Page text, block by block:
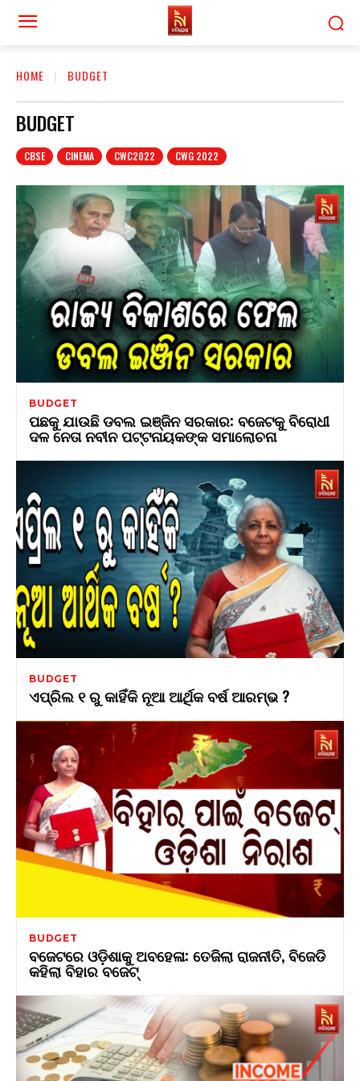
HOME BUDGET
BUDGET
CBSE CINEMA CWC2022 CWG 2022
BUDGET
ପଛକୁ ଯାଉଛି ଡବଲ ଇଞ୍ଜିନ ସରକାର: ବଜେଟକୁ ବିରୋଧୀ
ଦଳ ନେତା ନବୀନ ପଟ୍ଟନାୟକଙ୍କ ସମାଲୋଚନା
BUDGET
ଏପ୍ରିଲ ୧ ରୁ କାହିଁକି ନୂଆ ଆର୍ଥିକ ବର୍ଷ ଆରମ୍ଭ ?
BUDGET
ବଜେଟରେ ଓଡ଼ିଶାକୁ ଅବହେଳା: ତେଜିଲା ରାଜନୀତି, ବିଜେଡି
କହିଲା ବିହାର ବଜେଟ୍